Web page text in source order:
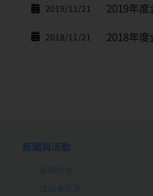
2019/11/21 2019年
2018/11/21 2018年
新聞與活動
新聞訊息
法說會訊息